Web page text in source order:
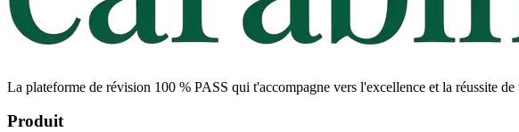
La plateforme de révision 100 % PASS qui t'accompagne vers l'excellence et la réussite de
Produit